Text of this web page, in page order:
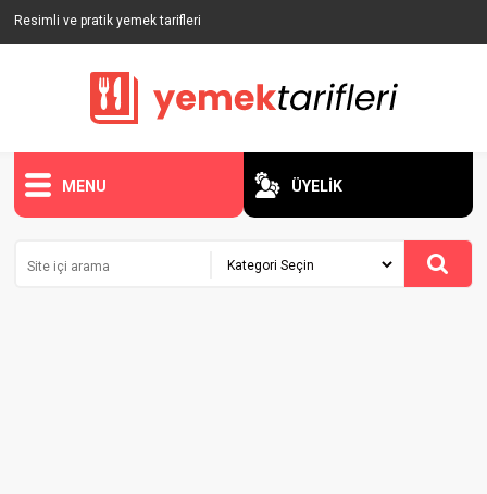
Resimli ve pratik yemek tarifleri
MENU ÜYELİK